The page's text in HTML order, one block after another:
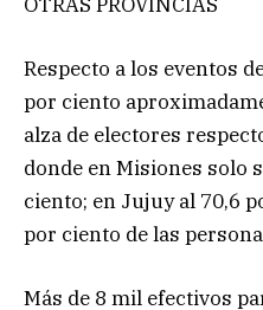
Respecto a los eventos
por ciento
alza de electores
donde en Misiones solo
ciento; en Jujuy al 70,6
por ciento de las
Más de 8 mil efectivos